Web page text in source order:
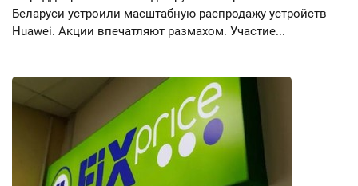
Беларуси устроили масштабную распродажу устройств
Huawei. Акции впечатляют размахом. Участие...